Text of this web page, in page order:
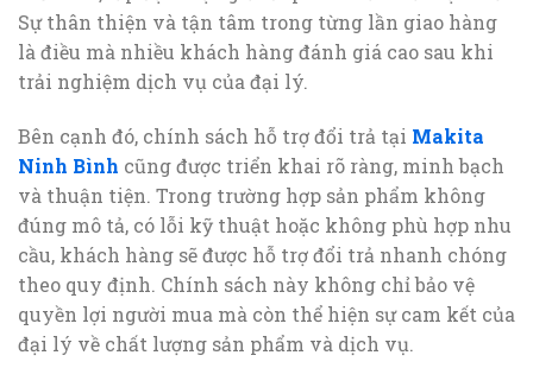
Sự thân thiện và tận tâm trong từng lần giao hàng
là điều mà nhiều khách hàng đánh giá cao sau khi
trải nghiệm dịch vụ của đại lý.
Bên cạnh đó, chính sách hỗ trợ đổi trả tại Makita
Ninh Bình cũng được triển khai rõ ràng, minh bạch
và thuận tiện. Trong trường hợp sản phẩm không
đúng mô tả, có lỗi kỹ thuật hoặc không phù hợp nhu
cầu, khách hàng sẽ được hỗ trợ đổi trả nhanh chóng
theo quy định. Chính sách này không chỉ bảo vệ
quyền lợi người mua mà còn thể hiện sự cam kết của
đại lý về chất lượng sản phẩm và dịch vụ.